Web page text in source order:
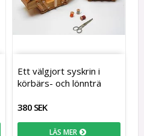
Ett välgjort syskrin i
körbärs- och lönnträ
380 SEK
LÄS MER